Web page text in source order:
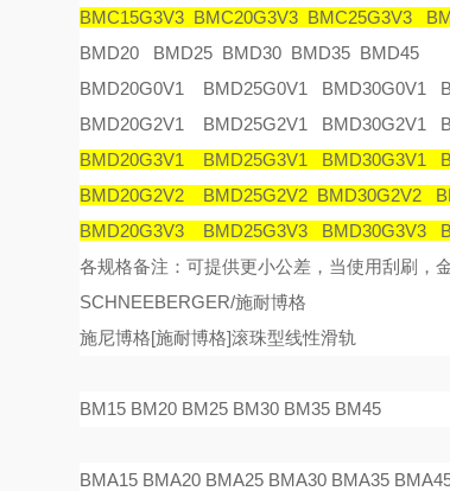
BMC15G3V3 BMC20G3V3 BMC25G3V3
BMD20 BMD25 BMD30 BMD35 BMD45
BMD20G0V1 BMD25G0V1 BMD30G0V1
BMD20G2V1 BMD25G2V1 BMD30G2V1
BMD20G3V1 BMD25G3V1 BMD30G3V1
BMD20G2V2 BMD25G2V2 BMD30G2V2
BMD20G3V3 BMD25G3V3 BMD30G3V3
各规格备注：可提供更小公差，当使用刮刷，
SCHNEEBERGER/施耐博格
施尼博格[施耐博格]滚珠型线性滑轨
BM15 BM20 BM25 BM30 BM35 BM45
BMA15 BMA20 BMA25 BMA30 BMA35